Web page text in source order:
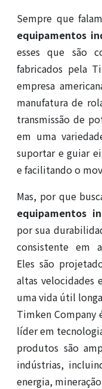
Sempre que
equipamentos
esses que são
fabricados pela
empresa
manufatura de
transmissão de
em uma
suportar e guiar
e facilitando o
Mas, por que
equipamentos
por sua
consistente em
Eles são
altas velocidades
uma vida útil
Timken Company
líder em
produtos são
indústrias,
energia,